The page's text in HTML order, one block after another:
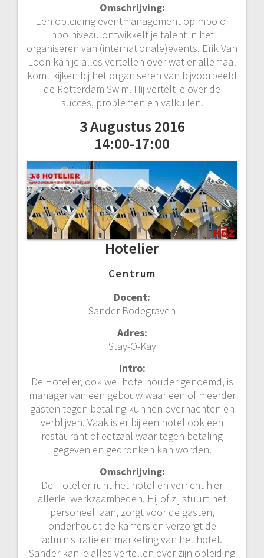
Omschrijving:
Een opleiding eventmanagement op mbo of
hbo niveau ontwikkelt je talent in het
organiseren van (internationale)events. Erik Van
Loon kan je alles vertellen over wat er allemaal
komt kijken bij het organiseren van bijvoorbeeld
de Rotterdam Swim. Hij vertelt je over de
succes, problemen en valkuilen.
3 Augustus 2016
14:00-17:00
Hotelier
Centrum
Docent:
Sander Bodegraven
Adres:
Stay-O-Kay
Intro:
De Hotelier, ook wel hotelhouder genoemd, is
manager van een gebouw waar een of meerder
gasten tegen betaling kunnen overnachten en
verblijven. Vaak is er bij een hotel ook een
restaurant of eetzaal waar tegen betaling
gegeven en gedronken kan worden.
Omschrijving:
De Hotelier runt het hotel en verricht hier
allerlei werkzaamheden. Hij of zij stuurt het
personeel aan, zorgt voor de gasten,
onderhoudt de kamers en verzorgt de
administratie en marketing van het hotel.
Sander kan je alles vertellen over zijn opleiding